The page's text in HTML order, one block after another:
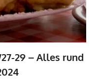
29 – Alles rund